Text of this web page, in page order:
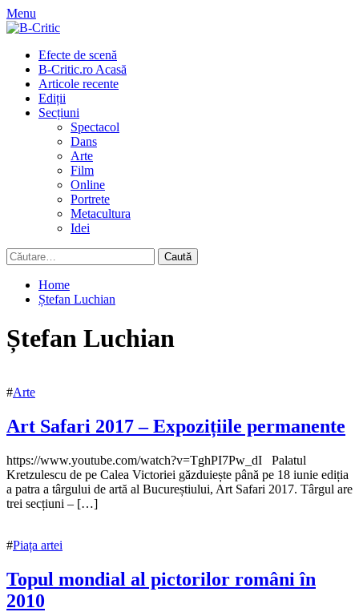
Skip
to
Menu
Primary
Menu
Efecte de scenă
B-Critic.ro Acasă
Articole recente
Ediții
Secțiuni
Spectacol
Dans
Arte
Film
Online
Portrete
Metacultura
Idei
Caută
după:
Home
Ștefan Luchian
Ștefan Luchian
#Arte
Art Safari 2017 – Expozițiile permanente
12
iunie
201712
iunie
https://www.youtube.com/watch?v=TghPI7Pw_dI Palatul
Kretzulescu de pe Calea Victoriei găzduiește până pe 18 iunie ediția
a patra a târgului de artă al Bucureștiului, Art Safari 2017. Târgul are
trei secțiuni – […]
#Piața artei
Topul mondial al pictorilor români în
2010